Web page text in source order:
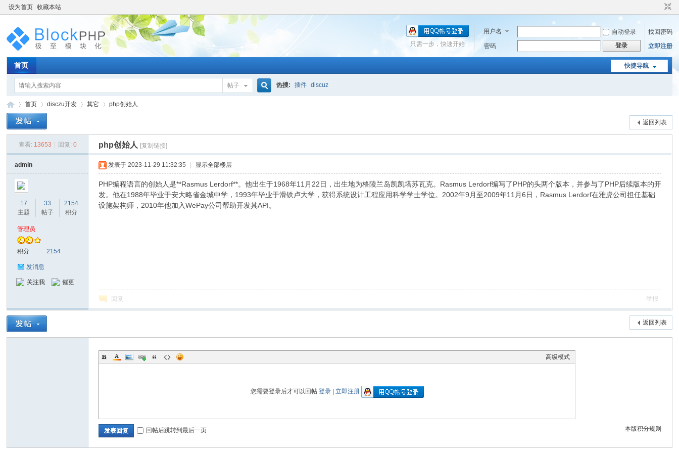
设为首页 收藏本站
用户名 自动登录
找回密码
密码
登录 立即注册
只需一步，快速开始
快捷导航
首页
帖子 热搜: 插件 discuz
首页
›
disczu开发 其它
›
php创始人
返回列表
查看: 13653 回复: 0 php创始人 [复制链接]
admin
17
主题
33
帖子
2154
积分
管理员
积分 2154
发消息
关注我 催更
发表于 2023-11-29 11:32:35 显示全部楼层
PHP编程语言的创始人是**Rasmus Lerdorf**。他出生于1968年11月22日，出生地为格陵兰岛凯凯塔苏瓦克。Rasmus Lerdorf编写了PHP的头两个版本，并参与了PHP后续版本的开
发。他在1988年毕业于安大略省金城中学，1993年毕业于滑铁卢大学，获得系统设计工程应用科学学士学位。2002年9月至2009年11月6日，Rasmus Lerdorf在雅虎公司担任基础
设施架构师，2010年他加入WePay公司帮助开发其API。
回复 举报
返回列表
高级模式
您需要登录后才可以回帖 登录| 立即注册
本版积分规则
发表回复 回帖后跳转到最后一页